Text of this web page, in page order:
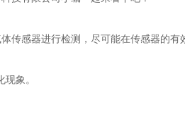
感器进行检测，尽可能在传感器的有
象。